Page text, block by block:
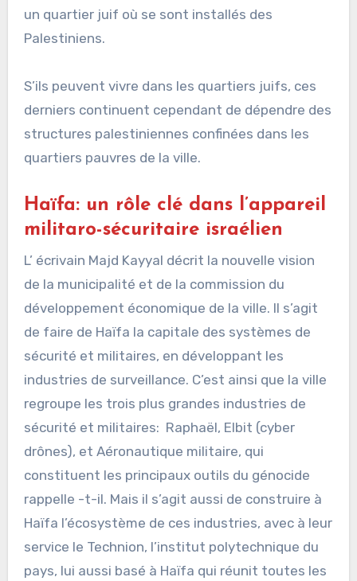
un quartier juif où se sont installés des
Palestiniens.
S’ils peuvent vivre dans les quartiers juifs, ces
derniers continuent cependant de dépendre des
structures palestiniennes confinées dans les
quartiers pauvres de la ville.
Haïfa: un rôle clé dans l’appareil
militaro-sécuritaire israélien
L’ écrivain Majd Kayyal décrit la nouvelle vision
de la municipalité et de la commission du
développement économique de la ville. Il s’agit
de faire de Haïfa la capitale des systèmes de
sécurité et militaires, en développant les
industries de surveillance. C’est ainsi que la ville
regroupe les trois plus grandes industries de
sécurité et militaires: Raphaël, Elbit (cyber
drônes), et Aéronautique militaire, qui
constituent les principaux outils du génocide
rappelle -t-il. Mais il s’agit aussi de construire à
Haïfa l’écosystème de ces industries, avec à leur
service le Technion, l’institut polytechnique du
pays, lui aussi basé à Haïfa qui réunit toutes les